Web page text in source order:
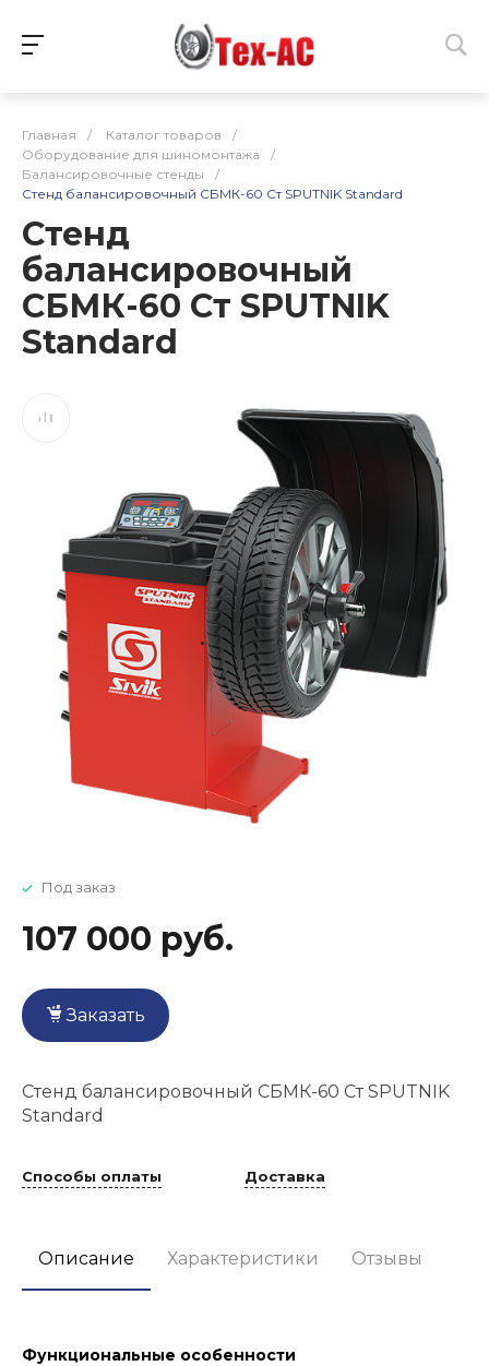
Главная / Каталог товаров
/
Оборудование для шиномонтажа
/
Балансировочные стенды
/
Стенд балансировочный СБМК-60 Ст SPUTNIK Standard
Стенд
балансировочный
СБМК-60 Ст SPUTNIK
Standard
Под заказ
107 000 руб.
Заказать
Стенд балансировочный СБМК-60 Ст SPUTNIK
Standard
Способы оплаты Доставка
Описание Характеристики Отзывы
Функциональные особенности